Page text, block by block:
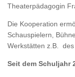
Theaterpädagogin
Die Kooperation
Schauspielern,
Werkstätten z.B.
Seit dem Schuljahr